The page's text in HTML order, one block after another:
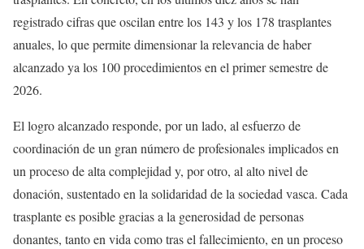
registrado cifras que oscilan entre los 143 y los 178 trasplantes
anuales, lo que permite dimensionar la relevancia de haber
alcanzado ya los 100 procedimientos en el primer semestre de
2026.
El logro alcanzado responde, por un lado, al esfuerzo de
coordinación de un gran número de profesionales implicados en
un proceso de alta complejidad y, por otro, al alto nivel de
donación, sustentado en la solidaridad de la sociedad vasca. Cada
trasplante es posible gracias a la generosidad de personas
donantes, tanto en vida como tras el fallecimiento, en un proceso